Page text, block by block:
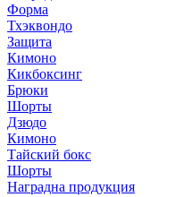
Форма
Тхэквондо
Защита
Кимоно
Кикбоксинг
Брюки
Шорты
Дзюдо
Кимоно
Тайский бокс
Шорты
Наградна продукция